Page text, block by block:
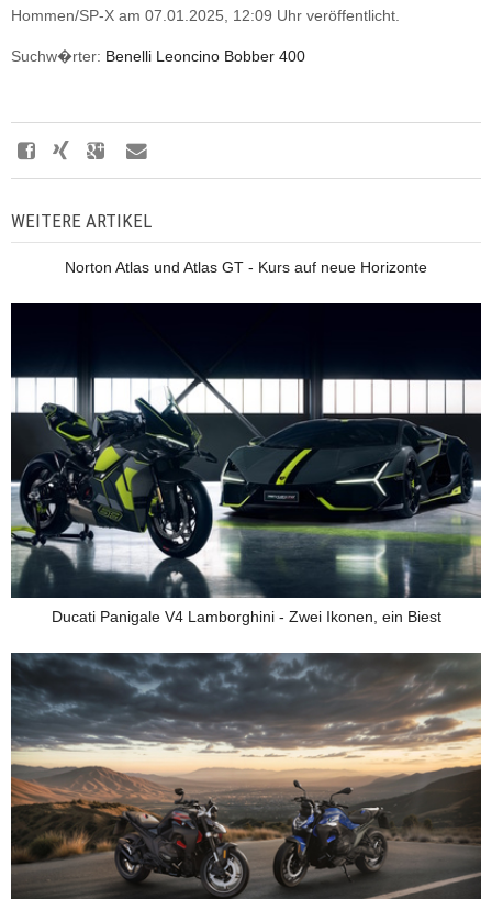
Hommen/SP-X am 07.01.2025, 12:09 Uhr veröffentlicht.
Suchw�rter: Benelli Leoncino Bobber 400
WEITERE ARTIKEL
Norton Atlas und Atlas GT - Kurs auf neue Horizonte
Ducati Panigale V4 Lamborghini - Zwei Ikonen, ein Biest